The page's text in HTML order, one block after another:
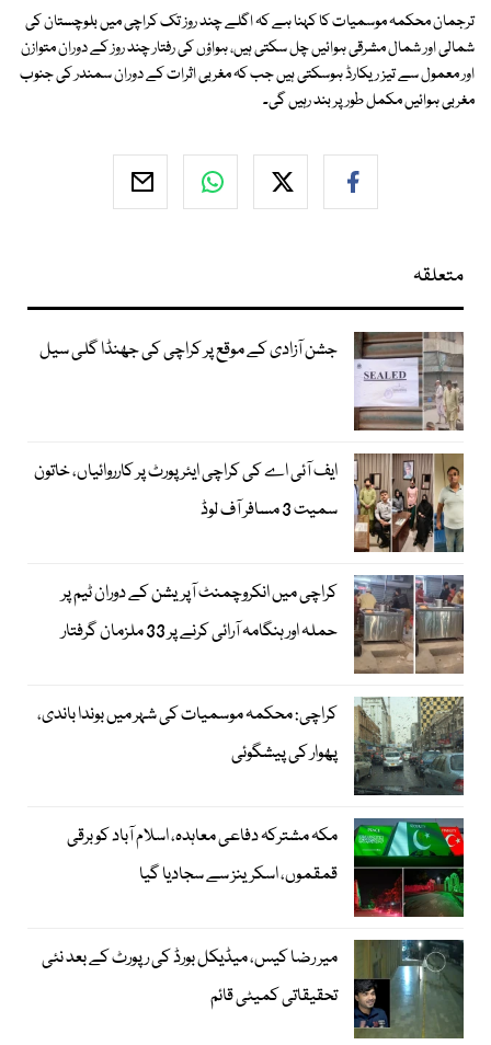
ترجمان محکمہ موسمیات کا کہنا ہے کہ اگلے چند روز تک کراچی میں بلوچستان کی
شمالی اور شمال مشرقی ہوائیں چل سکتی ہیں، ہواؤں کی رفتار چند روز کے دوران متوازن
اور معمول سے تیز ریکارڈ ہوسکتی ہیں جب کہ مغربی اثرات کے دوران سمندر کی جنوب
مغربی ہوائیں مکمل طور پر بند رہیں گی۔
متعلقہ
جشن آزادی کے موقع پر کراچی کی جھنڈا گلی سیل
ایف آئی اے کی کراچی ایئرپورٹ پر کارروائیاں، خاتون
سمیت 3 مسافر آف لوڈ
کراچی میں انکروچمنٹ آپریشن کے دوران ٹیم پر
حملہ اور ہنگامہ آرائی کرنے پر 33 ملزمان گرفتار
کراچی: محکمہ موسمیات کی شہر میں بوندا باندی،
پھوار کی پیشگوئی
مکہ مشترکہ دفاعی معاہدہ، اسلام آباد کو برقی
قمقموں، اسکرینز سے سجادیا گیا
میر رضا کیس، میڈیکل بورڈ کی رپورٹ کے بعد نئی
تحقیقاتی کمیٹی قائم